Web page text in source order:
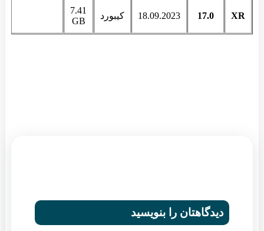
XR
17.0
18.09.2023 کیبورد
7.41
GB
دیدگاهتان را بنویسید